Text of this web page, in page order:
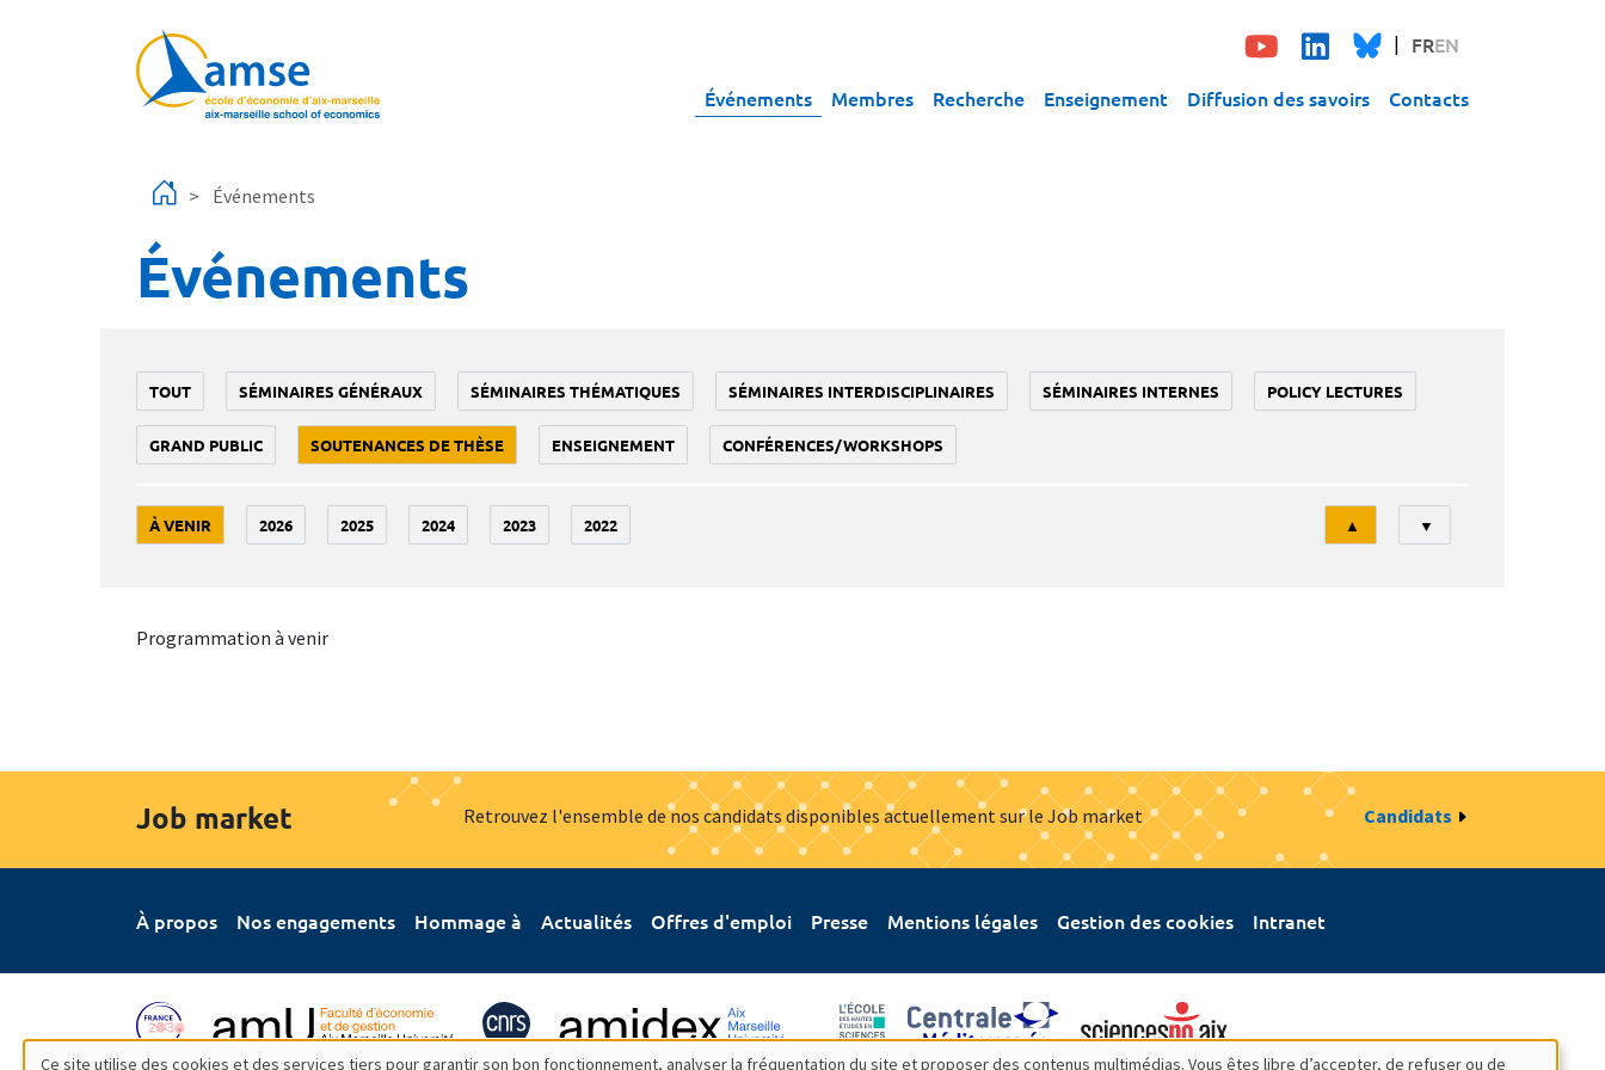
FREN
Événements Membres Recherche Enseignement Diffusion des savoirs Contacts
Événements
Événements
TOUT SÉMINAIRES GÉNÉRAUX SÉMINAIRES THÉMATIQUES SÉMINAIRES INTERDISCIPLINAIRES SÉMINAIRES INTERNES POLICY LECTURES
GRAND PUBLIC SOUTENANCES DE THÈSE ENSEIGNEMENT CONFÉRENCES/WORKSHOPS
À VENIR 2026 2025 2024 2023 2022
Tri
▲ ▼
Programmation à venir
Job market Retrouvez l'ensemble de nos candidats disponibles actuellement sur le Job market Candidats
À propos Nos engagements Hommage à Actualités Offres d'emploi Presse Mentions légales Gestion des cookies Intranet
Ce site utilise des cookies et des services tiers pour garantir son bon fonctionnement, analyser la fréquentation du site et proposer des contenus multimédias. Vous êtes libre d’accepter, de refuser ou de